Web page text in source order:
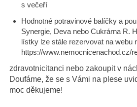
s večeří
Hodnotné potravinové balíčky a
Synergie, Deva nebo Cukrárna R.
lístky lze stále rezervovat na webu
https://www.nemocnicenachod.cz/
zdravotnicitanci nebo zakoupit v
Doufáme, že se s Vámi na plese
moc děkujeme!